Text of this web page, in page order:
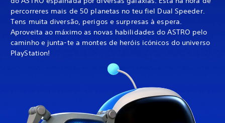
percorreres mais de 50 planetas no teu fiel Dual Speeder.
Tens muita diversão, perigos e surpresas à espera.
Aproveita ao máximo as novas habilidades do ASTRO pelo
caminho e junta-te a montes de heróis icónicos do universo
PlayStation!